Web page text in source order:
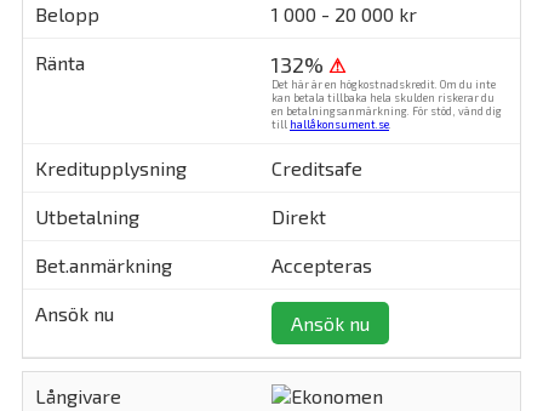
1 000 - 20 000 kr
132% ⚠
Det här är en högkostnadskredit. Om du inte
kan betala tillbaka hela skulden riskerar du
en betalningsanmärkning. För stöd, vänd dig
till hallåkonsument.se
Creditsafe
Direkt
Accepteras
Ansök nu